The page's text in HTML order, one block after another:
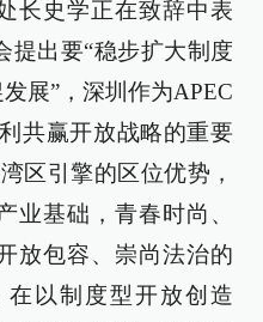
长史学正在致辞中表
提出要“稳步扩大制度
展”，深圳作为APEC
共赢开放战略的重要
区引擎的区位优势，
业基础，青春时尚、
放包容、崇尚法治的
以制度型开放创造